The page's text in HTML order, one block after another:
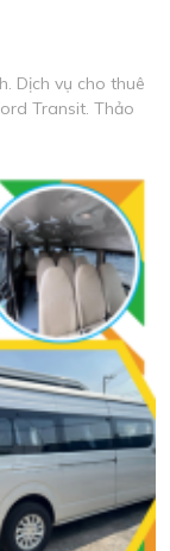
Dịch vụ cho thuê
Transit. Thảo